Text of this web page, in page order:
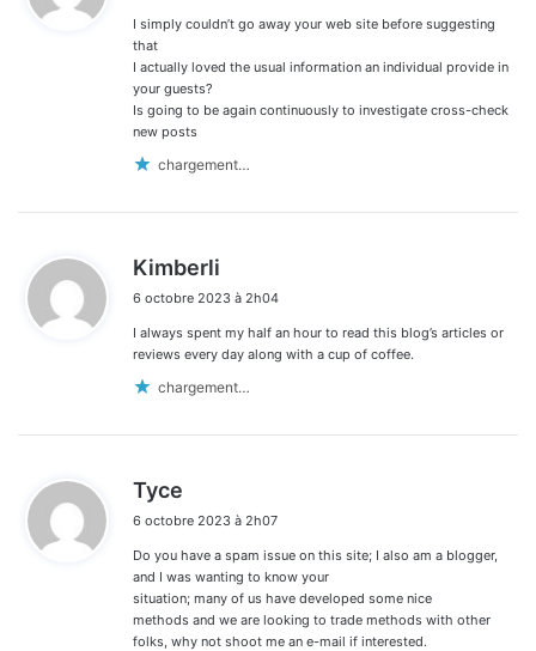
I simply couldn’t go away your web site before suggesting
that
I actually loved the usual information an individual provide in
your guests?
Is going to be again continuously to investigate cross-check
new posts
chargement…
Kimberli
t
:
6 octobre 2023 à 2h04
I always spent my half an hour to read this blog’s articles or
reviews every day along with a cup of coffee.
chargement…
Tyce
t
:
6 octobre 2023 à 2h07
Do you have a spam issue on this site; I also am a blogger,
and I was wanting to know your
situation; many of us have developed some nice
methods and we are looking to trade methods with other
folks, why not shoot me an e-mail if interested.